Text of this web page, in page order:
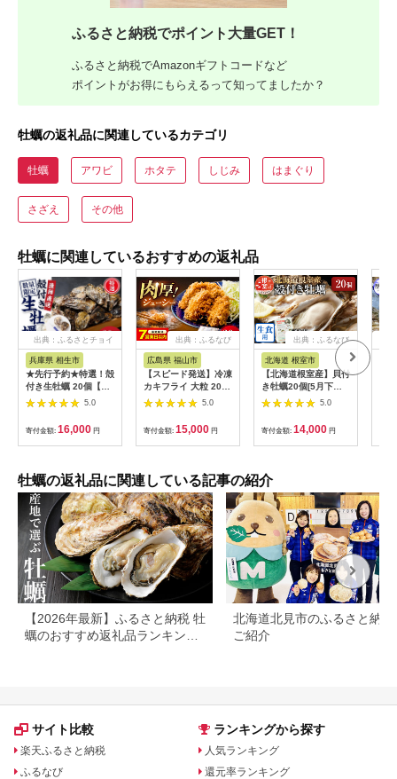
ふるさと納税でポイント大量GET！
ふるさと納税でAmazonギフトコードなど
ポイントがお得にもらえるって知ってましたか？
牡蠣の返礼品に関連しているカテゴリ
牡蠣 アワビ ホタテ しじみ はまぐり
さざえ その他
牡蠣に関連しているおすすめの返礼品
出典：ふるさとチョイ
兵庫県 相生市
★先行予約★特選！殻
付き生牡蠣 20個【漁
師直送！】【発送時期
をお選びください】
5.0
寄付金額: 16,000 円
出典：ふるなび
広島県 福山市
【スピード発送】冷凍
カキフライ 大粒 20個
[BACG001] カキフラ
5.0
寄付金額: 15,000 円
出典：ふるなび
北海道 根室市
【北海道根室産】貝付
き牡蠣20個[5月下旬
以降発送] A-54009
5.0
寄付金額: 14,000 円
牡蠣の返礼品に関連している記事の紹介
【2026年最新】ふるさと納税 牡
蠣のおすすめ返礼品ランキング
北海道北見市のふるさと納税
ご紹介
サイト比較
楽天ふるさと納税
ふるなび
ランキングから探す
人気ランキング
還元率ランキング